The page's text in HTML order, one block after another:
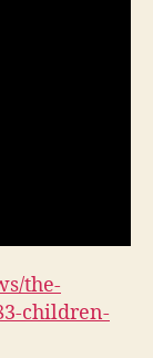
the-
children-